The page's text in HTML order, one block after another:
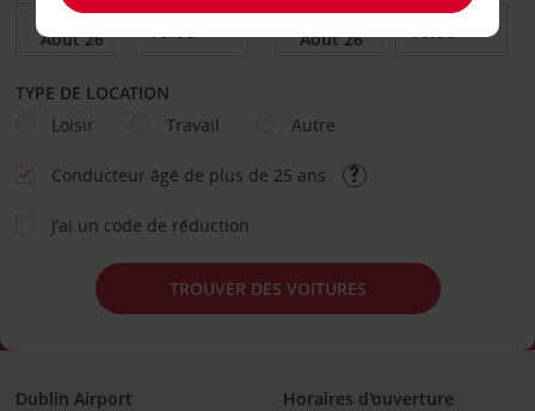
TYPE DE LOCATION
Loisir
Travail Autre
Conducteur âgé de plus de 25 ans
J’ai un code de réduction
TROUVER DES VOITURES
Dublin Airport
Horaires d'ouverture